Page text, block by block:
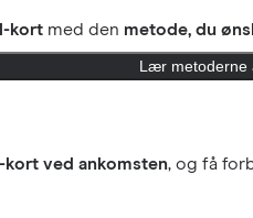
kort med den metode, du
Lær metoderne
ved ankomsten, og få